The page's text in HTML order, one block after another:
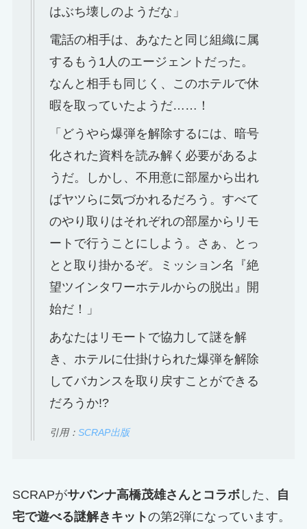
はぶち壊しのようだな」
電話の相手は、あなたと同じ組織に属
するもう1人のエージェントだった。
なんと相手も同じく、このホテルで休
暇を取っていたようだ……！
「どうやら爆弾を解除するには、暗号
化された資料を読み解く必要があるよ
うだ。しかし、不用意に部屋から出れ
ばヤツらに気づかれるだろう。すべて
のやり取りはそれぞれの部屋からリモ
ートで行うことにしよう。さぁ、とっ
とと取り掛かるぞ。ミッション名『絶
望ツインタワーホテルからの脱出』開
始だ！」
あなたはリモートで協力して謎を解
き、ホテルに仕掛けられた爆弾を解除
してバカンスを取り戻すことができる
だろうか!?
引用： SCRAP出版
SCRAPがサバンナ高橋茂雄さんとコラボした、
自
宅で遊べる謎解きキットの第2弾になっています。